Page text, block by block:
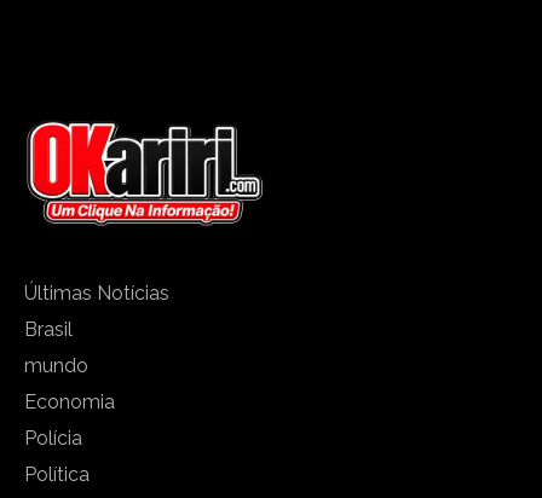
Últimas Notícias
Brasil
mundo
Economia
Polícia
Política